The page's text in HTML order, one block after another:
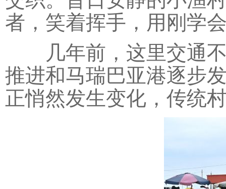
者，笑着挥手，用刚学
几年前，这里交通不
推进和马瑞巴亚港逐步
正悄然发生变化，传统